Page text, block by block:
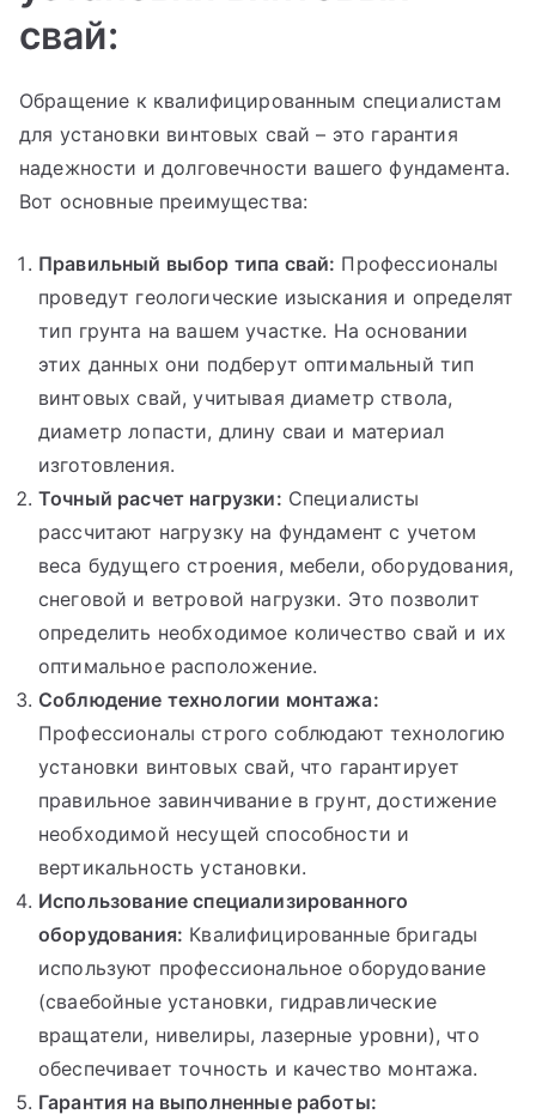
свай:
Обращение к квалифицированным специалистам
для установки винтовых свай – это гарантия
надежности и долговечности вашего фундамента.
Вот основные преимущества:
Правильный выбор типа свай: Профессионалы
проведут геологические изыскания и определят
тип грунта на вашем участке. На основании
этих данных они подберут оптимальный тип
винтовых свай, учитывая диаметр ствола,
диаметр лопасти, длину сваи и материал
изготовления.
Точный расчет нагрузки: Специалисты
рассчитают нагрузку на фундамент с учетом
веса будущего строения, мебели, оборудования,
снеговой и ветровой нагрузки. Это позволит
определить необходимое количество свай и их
оптимальное расположение.
Соблюдение технологии монтажа:
Профессионалы строго соблюдают технологию
установки винтовых свай, что гарантирует
правильное завинчивание в грунт, достижение
необходимой несущей способности и
вертикальность установки.
Использование специализированного
оборудования: Квалифицированные бригады
используют профессиональное оборудование
(сваебойные установки, гидравлические
вращатели, нивелиры, лазерные уровни), что
обеспечивает точность и качество монтажа.
Гарантия на выполненные работы: